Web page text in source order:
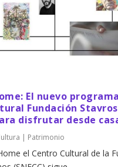
El nuevo
Fundación Stavros
disfrutar desde
| Patrimonio
el Centro Cultural de la